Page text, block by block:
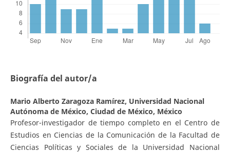
Biografía del autor/a
Mario Alberto Zaragoza Ramírez, Universidad Nacional
Autónoma de México, Ciudad de México, México
Profesor-investigador de tiempo completo en el Centro de
Estudios en Ciencias de la Comunicación de la Facultad de
Ciencias Políticas y Sociales de la Universidad Nacional